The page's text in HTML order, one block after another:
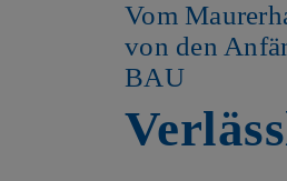
ÖFFENTLICH |
INGENIEURBAU
UNTERNEHMEN
SCHLÜSSELFERTIGBAU
Vom
von den
BAU